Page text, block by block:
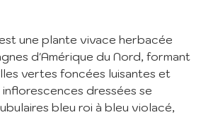
une plante vivace herbacée
d'Amérique du Nord, formant
vertes foncées luisantes et
dressées se
bleu roi à bleu violacé,
Nouvelles plantes ajoutées au